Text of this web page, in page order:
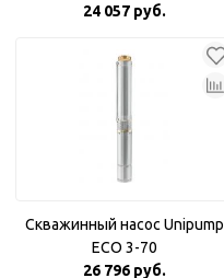
24 057 руб.
Скважинный насос Unipump
ECO 3-70
26 796 руб.